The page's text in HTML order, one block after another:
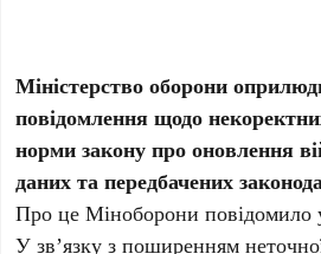
Міністерство оборони
повідомлення щодо
норми закону про оновлення
даних та передбачених
Про це Міноборони
У зв’язку з поширенням